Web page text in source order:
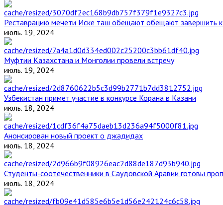
Реставрацию мечети Иске таш обещают обещают завершить к
июль. 19, 2024
Муфтии Казахстана и Монголии провели встречу
июль. 19, 2024
Узбекистан примет участие в конкурсе Корана в Казани
июль. 18, 2024
Анонсирован новый проект о джадидах
июль. 18, 2024
Студенты-соотечественники в Саудовской Аравии готовы
июль. 18, 2024